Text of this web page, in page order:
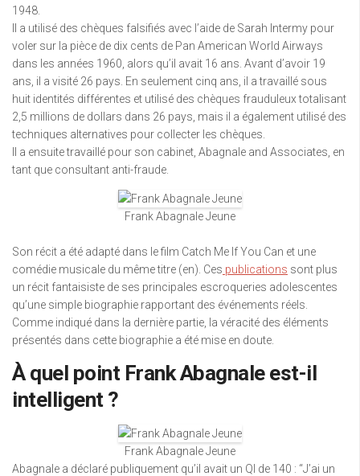
1948.
Il a utilisé des chèques falsifiés avec l’aide de Sarah Intermy pour
voler sur la pièce de dix cents de Pan American World Airways
dans les années 1960, alors qu’il avait 16 ans. Avant d’avoir 19
ans, il a visité 26 pays. En seulement cinq ans, il a travaillé sous
huit identités différentes et utilisé des chèques frauduleux totalisant
2,5 millions de dollars dans 26 pays, mais il a également utilisé des
techniques alternatives pour collecter les chèques.
Il a ensuite travaillé pour son cabinet, Abagnale and Associates, en
tant que consultant anti-fraude.
Frank Abagnale Jeune
Son récit a été adapté dans le film Catch Me If You Can et une
comédie musicale du même titre (en). Ces publications sont plus
un récit fantaisiste de ses principales escroqueries adolescentes
qu’une simple biographie rapportant des événements réels.
Comme indiqué dans la dernière partie, la véracité des éléments
présentés dans cette biographie a été mise en doute.
À quel point Frank Abagnale est-il
intelligent ?
Frank Abagnale Jeune
Abagnale a déclaré publiquement qu’il avait un QI de 140 : “J’ai un